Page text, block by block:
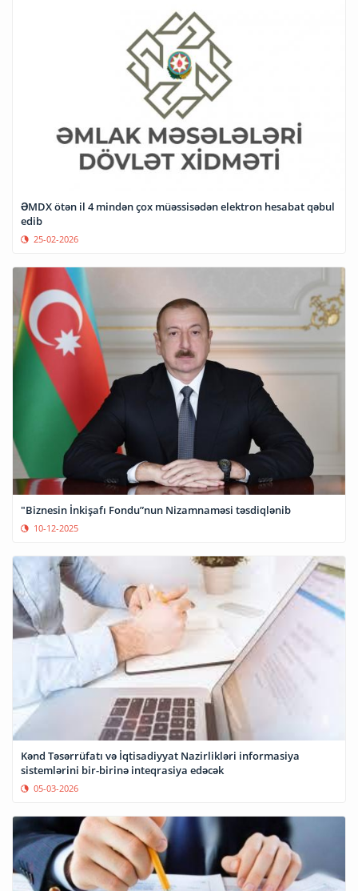
ƏMDX ötən il 4 mindən çox müəssisədən elektron hesabat qəbul
edib
25-02-2026
"Biznesin İnkişafı Fondu”nun Nizamnaməsi təsdiqlənib
10-12-2025
Kənd Təsərrüfatı və İqtisadiyyat Nazirlikləri informasiya
sistemlərini bir-birinə inteqrasiya edəcək
05-03-2026